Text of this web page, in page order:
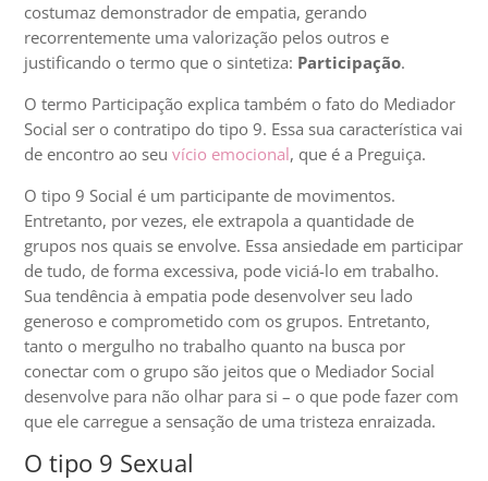
costumaz demonstrador de empatia, gerando
recorrentemente uma valorização pelos outros e
justificando o termo que o sintetiza: Participação.
O termo Participação explica também o fato do Mediador
Social ser o contratipo do tipo 9. Essa sua característica vai
de encontro ao seuvício emocional, que é a Preguiça.
O tipo 9 Social é um participante de movimentos.
Entretanto, por vezes, ele extrapola a quantidade de
grupos nos quais se envolve. Essa ansiedade em participar
de tudo, de forma excessiva, pode viciá-lo em trabalho.
Sua tendência à empatia pode desenvolver seu lado
generoso e comprometido com os grupos. Entretanto,
tanto o mergulho no trabalho quanto na busca por
conectar com o grupo são jeitos que o Mediador Social
desenvolve para não olhar para si – o que pode fazer com
que ele carregue a sensação de uma tristeza enraizada.
O tipo 9 Sexual